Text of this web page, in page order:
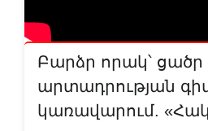
Բարձր որակ՝ ցածր
արտադրության
կառավարում.